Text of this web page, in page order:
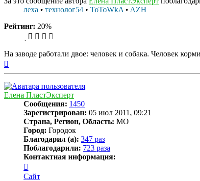
леха • технолог54 • ToToWkA • AZH
Рейтинг: 20%
На заводе работали двое: человек и собака. Человек
Елена ПластЭксперт
Сообщения: 1450
Зарегистрирован: 05 июл 2011, 09:21
Страна, Регион, Область: МО
Город: Городок
Благодарил (а): 347 раз
Поблагодарили: 723 раза
Контактная информация:
информация
Сайт